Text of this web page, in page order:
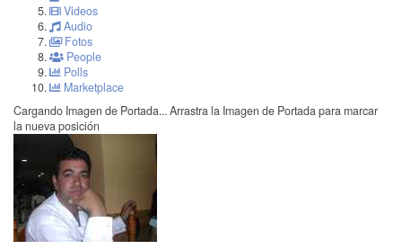
Videos
Audio
Fotos
People
Polls
Marketplace
Cargando Imagen de Portada... Arrastra la Imagen de Portada para marcar
la nueva posición